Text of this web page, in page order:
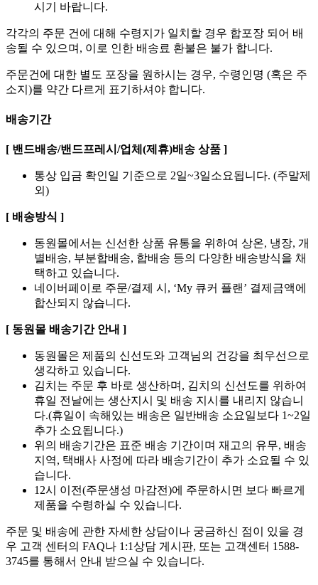
시기 바랍니다.
각각의 주문 건에 대해 수령지가 일치할 경우 합포장 되어 배
송될 수 있으며, 이로 인한 배송료 환불은 불가 합니다.
주문건에 대한 별도 포장을 원하시는 경우, 수령인명 (혹은 주
소지)를 약간 다르게 표기하셔야 합니다.
배송기간
[ 밴드배송/밴드프레시/업체(제휴)배송 상품 ]
통상 입금 확인일 기준으로 2일~3일소요됩니다. (주말제
외)
[ 배송방식 ]
동원몰에서는 신선한 상품 유통을 위하여 상온, 냉장, 개
별배송, 부분합배송, 합배송 등의 다양한 배송방식을 채
택하고 있습니다.
네이버페이로 주문/결제 시, ‘My 큐커 플랜’ 결제금액에
합산되지 않습니다.
[ 동원몰 배송기간 안내 ]
동원몰은 제품의 신선도와 고객님의 건강을 최우선으로
생각하고 있습니다.
김치는 주문 후 바로 생산하며, 김치의 신선도를 위하여
휴일 전날에는 생산지시 및 배송 지시를 내리지 않습니
다.(휴일이 속해있는 배송은 일반배송 소요일보다 1~2일
추가 소요됩니다.)
위의 배송기간은 표준 배송 기간이며 재고의 유무, 배송
지역, 택배사 사정에 따라 배송기간이 추가 소요될 수 있
습니다.
12시 이전(주문생성 마감전)에 주문하시면 보다 빠르게
제품을 수령하실 수 있습니다.
주문 및 배송에 관한 자세한 상담이나 궁금하신 점이 있을 경
우 고객 센터의 FAQ나 1:1상담 게시판, 또는 고객센터 1588-
3745를 통해서 안내 받으실 수 있습니다.